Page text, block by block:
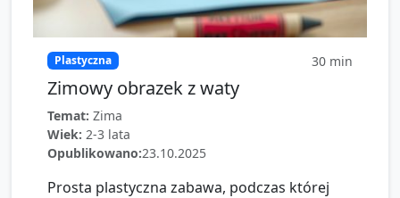
Plastyczna 30 min
Zimowy obrazek z waty
Temat: Zima
Wiek: 2-3 lata
Opublikowano:23.10.2025
Prosta plastyczna zabawa, podczas której